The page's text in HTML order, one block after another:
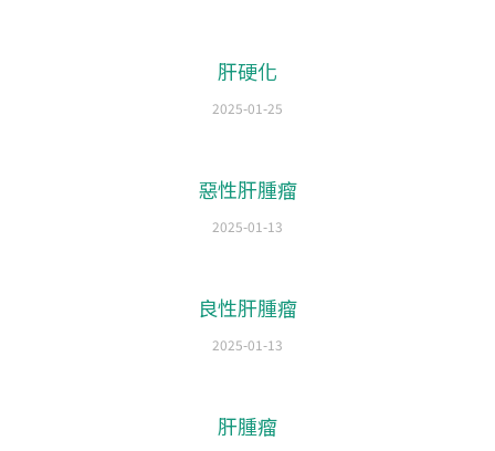
肝硬化
2025-01-25
惡性肝腫瘤
2025-01-13
良性肝腫瘤
2025-01-13
肝腫瘤